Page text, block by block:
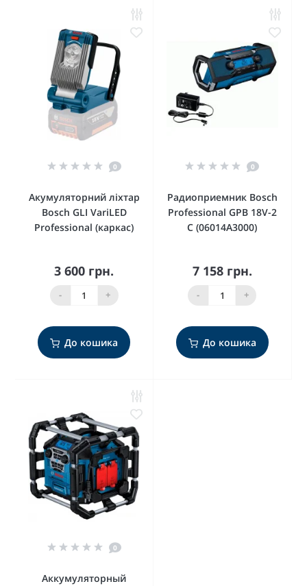
0
Акумуляторний ліхтар
Bosch GLI VariLED
Professional (каркас)
3 600 грн.
- +
До кошика
0
Радиоприемник Bosch
Professional GPB 18V-2
C (06014A3000)
7 158 грн.
- +
До кошика
0
Аккумуляторный